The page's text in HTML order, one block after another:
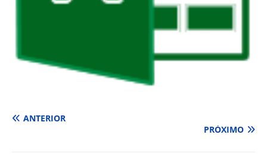
ANTERIOR
PRÓXIMO